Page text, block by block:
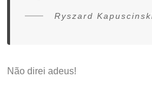
Ryszard
Não direi adeus!